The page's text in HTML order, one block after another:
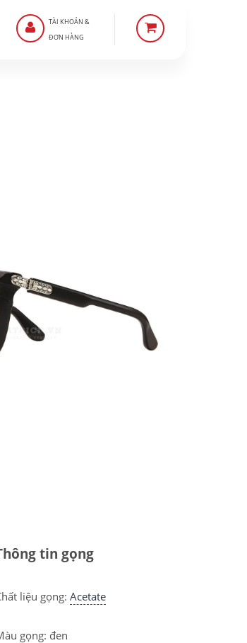
TÀI KHOẢN &
ĐƠN HÀNG
tin gọng
liệu gọng: Acetate
gọng: đen